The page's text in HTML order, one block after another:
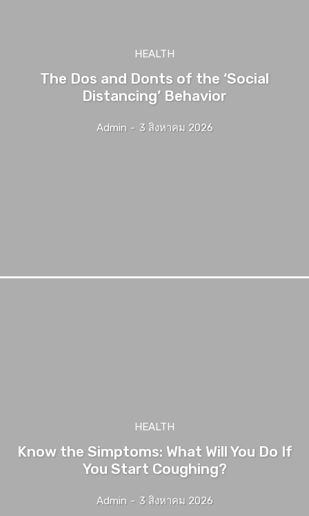
HEALTH
The Dos and Donts of the ‘Social
Distancing’ Behavior
Admin - 3 สิงหาคม 2026
HEALTH
Know the Simptoms: What Will You Do If
You Start Coughing?
Admin - 3 สิงหาคม 2026